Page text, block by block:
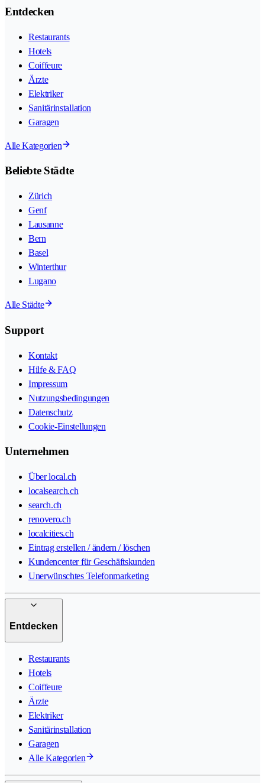
Entdecken
Restaurants
Hotels
Coiffeure
Ärzte
Elektriker
Sanitärinstallation
Garagen
Alle Kategorien
Beliebte Städte
Zürich
Genf
Lausanne
Bern
Basel
Winterthur
Lugano
Alle Städte
Support
Kontakt
Hilfe & FAQ
Impressum
Nutzungsbedingungen
Datenschutz
Cookie-Einstellungen
Unternehmen
Über local.ch
localsearch.ch
search.ch
renovero.ch
localcities.ch
Eintrag erstellen / ändern / löschen
Kundencenter für Geschäftskunden
Unerwünschtes Telefonmarketing
Entdecken
Restaurants
Hotels
Coiffeure
Ärzte
Elektriker
Sanitärinstallation
Garagen
Alle Kategorien